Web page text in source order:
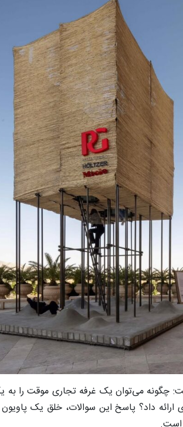
می‌توان یک غرفه تجاری موقت را به
ارائه داد؟ پاسخ این سوالات، خلق یک